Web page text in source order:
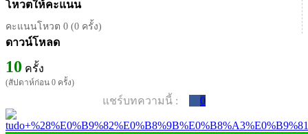
โหวตให้คะแนน
คะแนนโหวต 0 (0 ครั้ง)
ดาวน์โหลด
10 ครั้ง
(สัปดาห์ก่อน 0 ครั้ง)
แชร์บทความนี้ : 0